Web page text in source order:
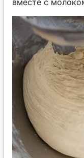
вместе с